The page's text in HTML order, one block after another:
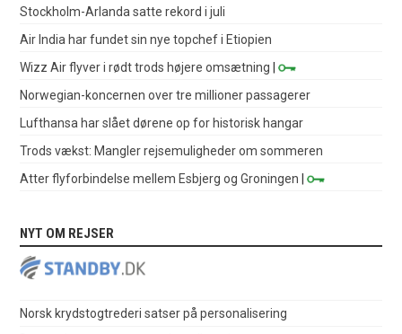
Stockholm-Arlanda satte rekord i juli
Air India har fundet sin nye topchef i Etiopien
Wizz Air flyver i rødt trods højere omsætning |
Norwegian-koncernen over tre millioner passagerer
Lufthansa har slået dørene op for historisk hangar
Trods vækst: Mangler rejsemuligheder om sommeren
Atter flyforbindelse mellem Esbjerg og Groningen |
NYT OM REJSER
Norsk krydstogtrederi satser på personalisering